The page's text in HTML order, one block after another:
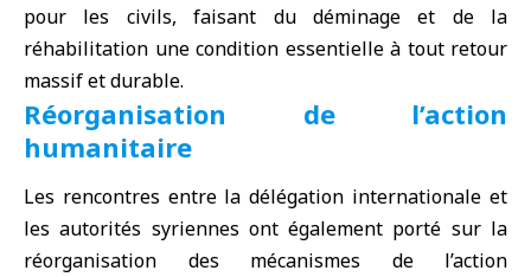
pour les civils, faisant du déminage et de la
réhabilitation une condition essentielle à tout retour
massif et durable.
Réorganisation de l’action
humanitaire
Les rencontres entre la délégation internationale et
les autorités syriennes ont également porté sur la
réorganisation des mécanismes de l’action